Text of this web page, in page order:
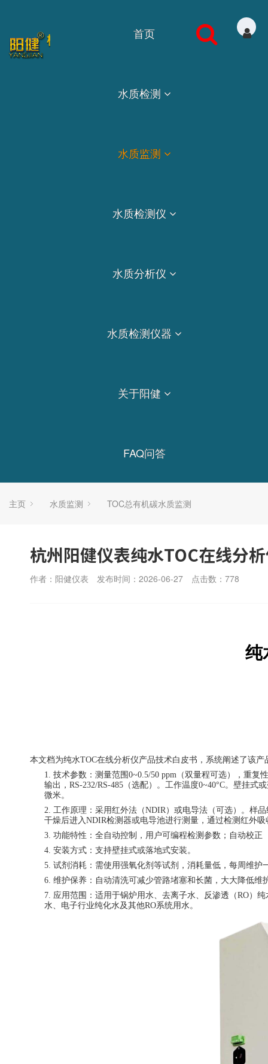
首页
水质检测
水质监测
水质检测仪
水质分析仪
水质检测仪器
关于阳健
FAQ问答
主页 水质监测 TOC总有机碳水质监测
杭州阳健仪表纯水TOC在线分
作者：阳健仪表 发布时间：2026-06-27 点击数： 778
纯
本文档为纯水TOC在线分析仪产品技术白皮书，系统阐述了该
1. 技术参数：测量范围 0~0.5/50 ppm（双量程可选），重复
输出，RS-232/RS-485（选配）。工作温度0~40°C。壁挂式
微米。
2. 工作原理：采用红外法（NDIR）或电导法（可选）。样
干燥后进入NDIR检测器或电导池进行测量，通过检测红外
3. 功能特性：全自动控制，用户可编程检测参数；自动校正
4. 安装方式：支持壁挂式或落地式安装。
5. 试剂消耗：需使用强氧化剂等试剂，消耗量低，每周维护
6. 维护保养：自动清洗可减少管路堵塞和长菌，大大降低维
7. 应用范围：适用于锅炉用水、去离子水、反渗透（RO）
水、电子行业纯化水及其他RO系统用水。